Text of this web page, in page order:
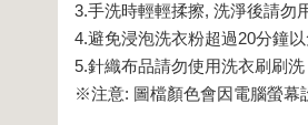
3.手洗時輕輕揉擦, 洗淨後請勿
4.避免浸泡洗衣粉超過20分鐘
5.針織布品請勿使用洗衣刷刷洗
※注意: 圖檔顏色會因電腦螢幕